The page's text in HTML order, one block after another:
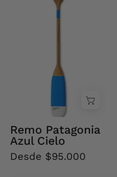
Remo
Patagonia
Remo Patagonia
Azul Cielo
Desde $95.000